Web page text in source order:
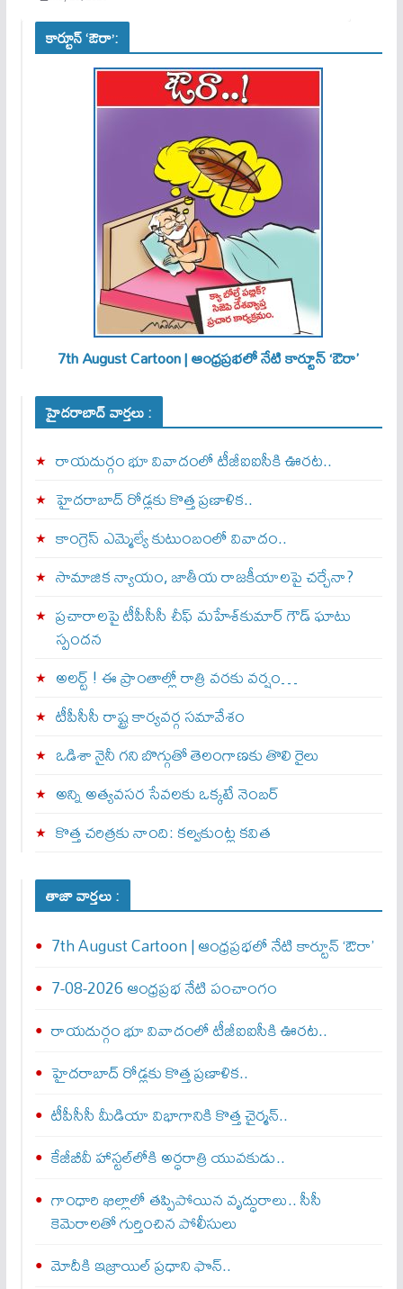
కార్టూన్ ‘ఔరా’:
7th August Cartoon | ఆంధ్రప్రభలో నేటి కార్టూన్ ‘ఔరా’
హైదరాబాద్ వార్తలు :
రాయదుర్గం భూ వివాదంలో టీజీఐఐసీకి ఊరట..
హైదరాబాద్ రోడ్లకు కొత్త ప్రణాళిక..
కాంగ్రెస్ ఎమ్మెల్యే కుటుంబంలో వివాదం..
సామాజిక న్యాయం, జాతీయ రాజకీయాలపై చర్చేనా?
ప్రచారాలపై టీపీసీసీ చీఫ్ మహేశ్‌కుమార్ గౌడ్ ఘాటు
స్పందన
అల‌ర్ట్ ! ఈ ప్రాంతాల్లో రాత్రి వరకు వర్షం…
టీపీసీసీ రాష్ట్ర కార్యవర్గ సమావేశం
ఒడిశా నైనీ గని బొగ్గుతో తెలంగాణకు తొలి రైలు
అన్ని అత్యవసర సేవలకు ఒక్క‌టే నెంబ‌ర్‌
కొత్త చరిత్రకు నాంది: క‌ల్వ‌కుంట్ల కవిత
తాజా వార్తలు :
7th August Cartoon | ఆంధ్రప్రభలో నేటి కార్టూన్ ‘ఔరా’
7-08-2026 ఆంధ్రప్రభ నేటి పంచాంగం
రాయదుర్గం భూ వివాదంలో టీజీఐఐసీకి ఊరట..
హైదరాబాద్ రోడ్లకు కొత్త ప్రణాళిక..
టీపీసీసీ మీడియా విభాగానికి కొత్త చైర్మన్..
కేజీబీవీ హాస్టల్‌లోకి అర్ధరాత్రి యువకుడు..
గాంధారి ఖిల్లాలో తప్పిపోయిన వృద్ధురాలు.. సీసీ
కెమెరాలతో గుర్తించిన పోలీసులు
మోదీకి ఇజ్రాయిల్ ప్ర‌ధాని ఫొన్..